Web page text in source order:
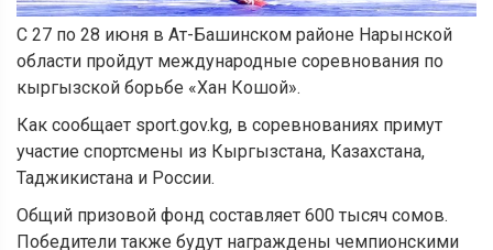
С 27 по 28 июня в Ат-Башинском районе Нарынской
области пройдут международные соревнования по
кыргызской борьбе «Хан Кошой».
Как сообщает sport.gov.kg, в соревнованиях примут
участие спортсмены из Кыргызстана, Казахстана,
Таджикистана и России.
Общий призовой фонд составляет 600 тысяч сомов.
Победители также будут награждены чемпионскими